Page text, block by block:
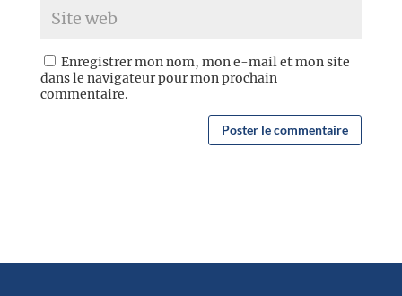
Enregistrer mon nom, mon e-mail et mon site
dans le navigateur pour mon prochain
commentaire.